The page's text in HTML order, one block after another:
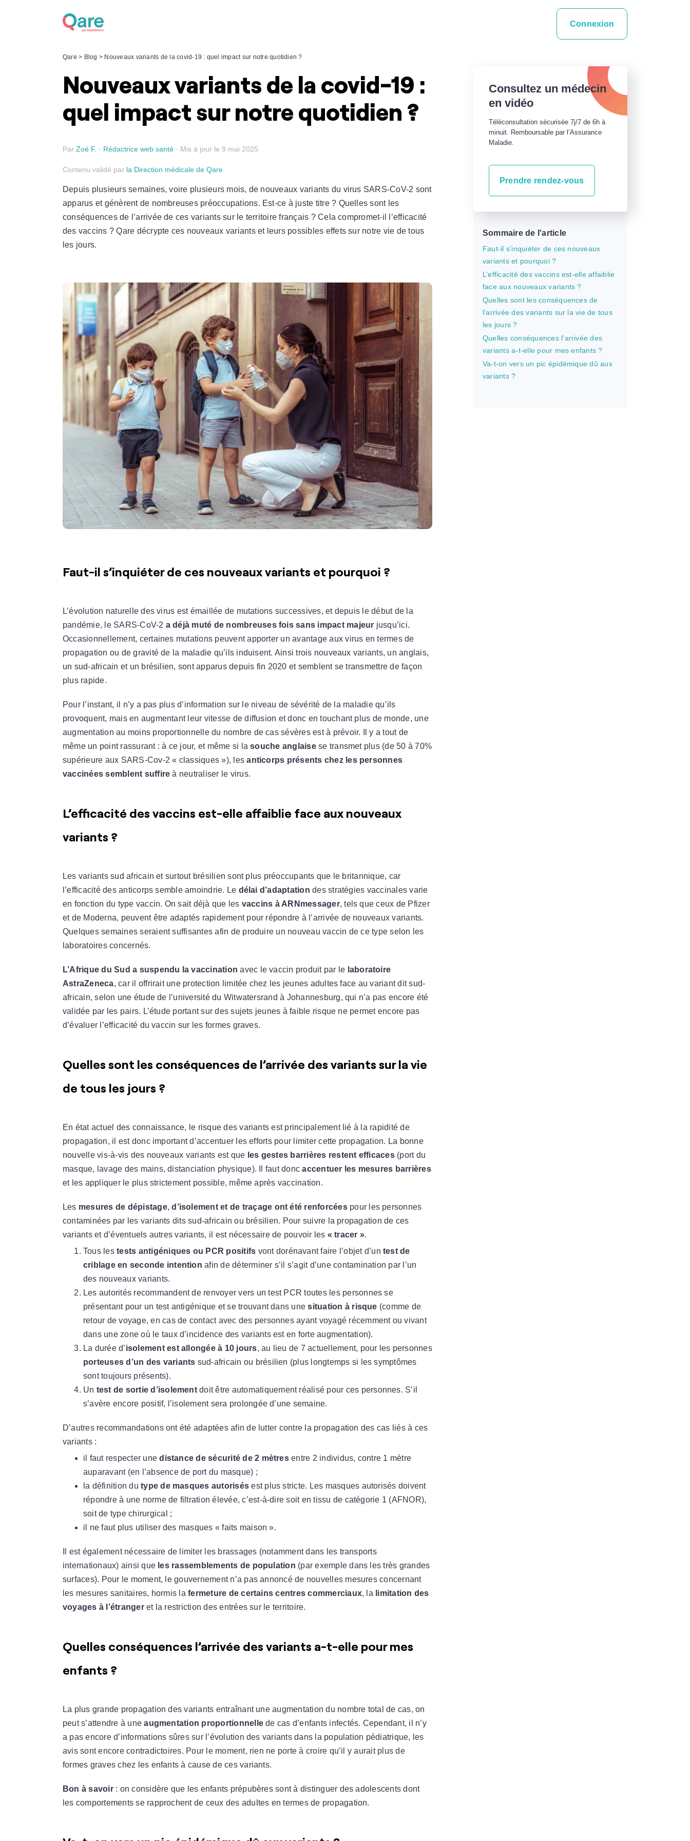
Connexion
Qare > Blog > Nouveaux variants de la covid-19 : quel impact sur notre quotidien ?
Nouveaux variants de la covid-19 :
quel impact sur notre quotidien ?
Par Zoé F. · Rédactrice web santé · Mis à jour le 9 mai 2025
Contenu validé par la Direction médicale de Qare
Depuis plusieurs semaines, voire plusieurs mois, de nouveaux variants du virus SARS-CoV-2 sont
apparus et génèrent de nombreuses préoccupations. Est-ce à juste titre ? Quelles sont les
conséquences de l’arrivée de ces variants sur le territoire français ? Cela compromet-il l’efficacité
des vaccins ? Qare décrypte ces nouveaux variants et leurs possibles effets sur notre vie de tous
les jours.
Faut-il s’inquiéter de ces nouveaux variants et pourquoi ?
L’évolution naturelle des virus est émaillée de mutations successives, et depuis le début de la
pandémie, le SARS-CoV-2 a déjà muté de nombreuses fois sans impact majeur jusqu’ici.
Occasionnellement, certaines mutations peuvent apporter un avantage aux virus en termes de
propagation ou de gravité de la maladie qu’ils induisent. Ainsi trois nouveaux variants, un anglais,
un sud-africain et un brésilien, sont apparus depuis fin 2020 et semblent se transmettre de façon
plus rapide.
Pour l’instant, il n’y a pas plus d’information sur le niveau de sévérité de la maladie qu’ils
provoquent, mais en augmentant leur vitesse de diffusion et donc en touchant plus de monde, une
augmentation au moins proportionnelle du nombre de cas sévères est à prévoir. Il y a tout de
même un point rassurant : à ce jour, et même si lasouche anglaisese transmet plus (de 50 à 70%
supérieure aux SARS-Cov-2 « classiques »), les anticorps présents chez les personnes
vaccinées semblent suffire à neutraliser le virus.
L’efficacité des vaccins est-elle affaiblie face aux nouveaux
variants ?
Les variants sud africain et surtout brésilien sont plus préoccupants que le britannique, car
l’efficacité des anticorps semble amoindrie. Le délai d’adaptation des stratégies vaccinales varie
en fonction du type vaccin. On sait déjà que les vaccins à ARNmessager, tels que ceux de Pfizer
et de Moderna, peuvent être adaptés rapidement pour répondre à l’arrivée de nouveaux variants.
Quelques semaines seraient suffisantes afin de produire un nouveau vaccin de ce type selon les
laboratoires concernés.
L’Afrique du Sud a suspendu la vaccination avec le vaccin produit par le laboratoire
AstraZeneca, car il offrirait une protection limitée chez les jeunes adultes face au variant dit sud-
africain, selon une étude de l’université du Witwatersrand à Johannesburg, qui n’a pas encore été
validée par les pairs. L’étude portant sur des sujets jeunes à faible risque ne permet encore pas
d’évaluer l’efficacité du vaccin sur les formes graves.
Quelles sont les conséquences de l’arrivée des variants sur la vie
de tous les jours ?
En état actuel des connaissance, le risque des variants est principalement lié à la rapidité de
propagation, il est donc important d’accentuer les efforts pour limiter cette propagation. La bonne
nouvelle vis-à-vis des nouveaux variants est que les gestes barrières restent efficaces (port du
masque, lavage des mains, distanciation physique). Il faut donc accentuer les mesures barrières
et les appliquer le plus strictement possible, même après vaccination.
Les mesures de dépistage, d’isolement et de traçage ont été renforcéespour les personnes
contaminées par les variants dits sud-africain ou brésilien. Pour suivre la propagation de ces
variants et d’éventuels autres variants, il est nécessaire de pouvoir les « tracer ».
Tous lestests antigéniques ou PCR positifs vont dorénavant faire l’objet d’un test de
criblage en seconde intention afin de déterminer s’il s’agit d’une contamination par l’un
des nouveaux variants.
Les autorités recommandent de renvoyer vers un test PCR toutes les personnes se
présentant pour un test antigénique et se trouvant dans une situation à risque (comme de
retour de voyage, en cas de contact avec des personnes ayant voyagé récemment ou vivant
dans une zone où le taux d’incidence des variants est en forte augmentation).
La durée d’isolement est allongée à 10 jours, au lieu de 7 actuellement, pour les personnes
porteuses d’un des variants sud-africain ou brésilien (plus longtemps si les symptômes
sont toujours présents).
Un test de sortie d’isolementdoit être automatiquement réalisé pour ces personnes. S’il
s’avère encore positif, l’isolement sera prolongée d’une semaine.
D’autres recommandations ont été adaptées afin de lutter contre la propagation des cas liés à ces
variants :
il faut respecter une distance de sécurité de 2 mètresentre 2 individus, contre 1 mètre
auparavant (en l’absence de port du masque) ;
la définition du type de masques autorisés est plus stricte. Les masques autorisés doivent
répondre à une norme de filtration élevée, c’est-à-dire soit en tissu de catégorie 1 (AFNOR),
soit de type chirurgical ;
il ne faut plus utiliser des masques « faits maison ».
Il est également nécessaire de limiter les brassages (notamment dans les transports
internationaux) ainsi que les rassemblements de population (par exemple dans les très grandes
surfaces). Pour le moment, le gouvernement n’a pas annoncé de nouvelles mesures concernant
les mesures sanitaires, hormis lafermeture de certains centres commerciaux, la limitation des
voyages à l’étrangeret la restriction des entrées sur le territoire.
Quelles conséquences l’arrivée des variants a-t-elle pour mes
enfants ?
La plus grande propagation des variants entraînant une augmentation du nombre total de cas, on
peut s’attendre à uneaugmentation proportionnelle de cas d’enfants infectés. Cependant, il n’y
a pas encore d’informations sûres sur l’évolution des variants dans la population pédiatrique, les
avis sont encore contradictoires. Pour le moment, rien ne porte à croire qu’il y aurait plus de
formes graves chez les enfants à cause de ces variants.
Bon à savoir: on considère que les enfants prépubères sont à distinguer des adolescents dont
les comportements se rapprochent de ceux des adultes en termes de propagation.
Consultez un médecin
en vidéo
Téléconsultation sécurisée 7j/7 de 6h à
minuit. Remboursable par l’Assurance
Maladie.
Prendre rendez-vous
Sommaire de l'article
Faut-il s’inquiéter de ces nouveaux
variants et pourquoi ?
L’efficacité des vaccins est-elle affaiblie
face aux nouveaux variants ?
Quelles sont les conséquences de
l’arrivée des variants sur la vie de tous
les jours ?
Quelles conséquences l’arrivée des
variants a-t-elle pour mes enfants ?
Va-t-on vers un pic épidémique dû aux
variants ?